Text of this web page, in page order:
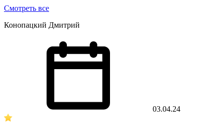
Смотреть все
Конопацкий Дмитрий
03.04.24